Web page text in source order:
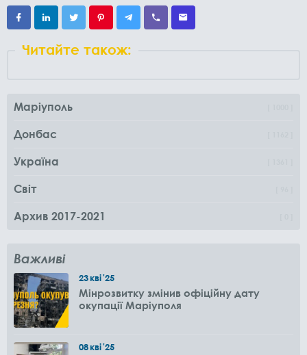
Читайте також:
Маріуполь
Донбас
Україна
Світ
Архив 2017-2021
Важливі
23кві'25
Мінрозвитку змінив офіційну дату
окупації Маріуполя
08кві'25